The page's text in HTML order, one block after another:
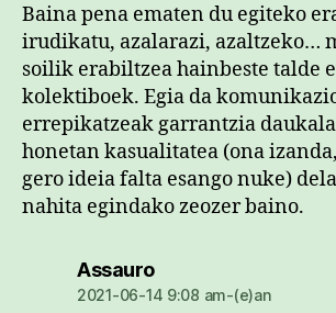
Baina pena ematen du egiteko
irudikatu, azalarazi, azaltzeko…
soilik erabiltzea hainbeste talde
kolektiboek. Egia da
errepikatzeak garrantzia
honetan kasualitatea (ona
gero ideia falta esango nuke)
nahita egindako zeozer baino.
Assaurodio:
2021-06-14 9:08 am-(e)an